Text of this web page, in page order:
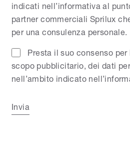
indicati nell’informativa al
partner commerciali Sprilux
per una consulenza personale.
Presta il suo consenso
scopo pubblicitario, dei dati
nell’ambito indicato
Invia